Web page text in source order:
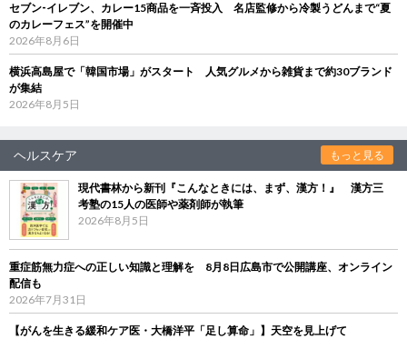
セブン‐イレブン、カレー15商品を一斉投入 名店監修から冷製うどんまで“夏
のカレーフェス”を開催中
2026年8月6日
横浜高島屋で「韓国市場」がスタート 人気グルメから雑貨まで約30ブランド
が集結
2026年8月5日
ヘルスケア もっと見る
現代書林から新刊『こんなときには、まず、漢方！』 漢方三
考塾の15人の医師や薬剤師が執筆
2026年8月5日
重症筋無力症への正しい知識と理解を 8月8日広島市で公開講座、オンライン
配信も
2026年7月31日
【がんを生きる緩和ケア医・大橋洋平「足し算命」】天空を見上げて